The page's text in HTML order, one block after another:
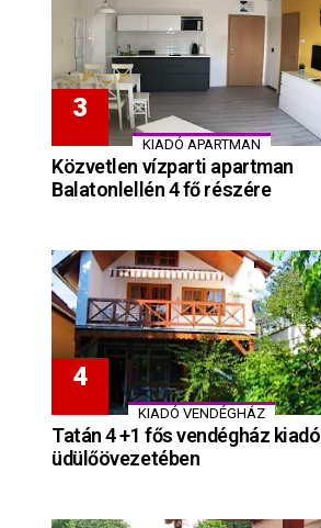
KIADÓ APARTMAN
Közvetlen vízparti apartman
Balatonlellén 4 fő részére
KIADÓ VENDÉGHÁZ
Tatán 4 +1 fős vendégház kiadó
üdülőövezetében